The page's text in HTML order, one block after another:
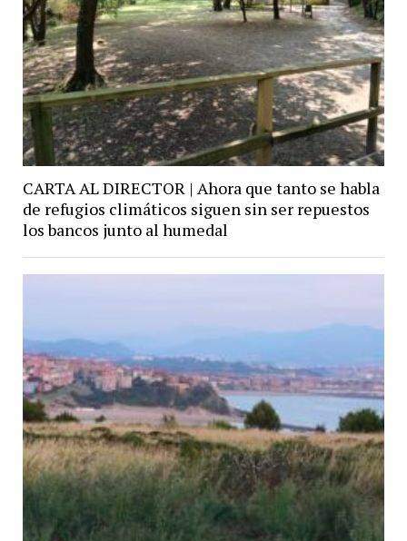
CARTA AL DIRECTOR | Ahora que tanto se habla
de refugios climáticos siguen sin ser repuestos
los bancos junto al humedal